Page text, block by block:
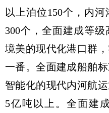
以上泊位150个，内
300个，全面建成等
境美的现代化港口群
一番。全面建成船舶
智能化的现代内河航
5亿吨以上。全面建